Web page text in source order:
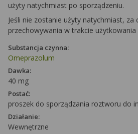
użyty natychmiast po sporządzeniu.
Jeśli nie zostanie użyty natychmiast, za
przechowywania w trakcie
Substancja czynna:
Omeprazolum
Dawka:
40 mg
Postać:
proszek do sporządzania roztworu do
Działanie:
Wewnętrzne